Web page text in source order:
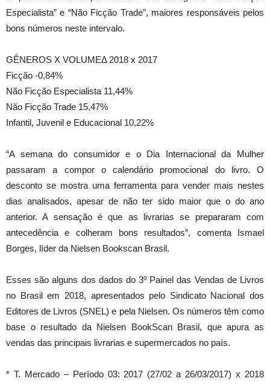
Especialista” e “Não Ficção Trade”, maiores responsáveis pelos
bons números neste intervalo.
GÊNEROS X VOLUMEΔ 2018 x 2017
Ficção -0,84%
Não Ficção Especialista 11,44%
Não Ficção Trade 15,47%
Infantil, Juvenil e Educacional 10,22%
“A semana do consumidor e o Dia Internacional da Mulher
passaram a compor o calendário promocional do livro. O
desconto se mostra uma ferramenta para vender mais nestes
dias analisados, apesar de não ter sido maior que o do ano
anterior. A sensação é que as livrarias se prepararam com
antecedência e colheram bons resultados”, comenta Ismael
Borges, líder da Nielsen Bookscan Brasil.
Esses são alguns dos dados do 3º Painel das Vendas de Livros
no Brasil em 2018, apresentados pelo Sindicato Nacional dos
Editores de Livros (SNEL) e pela Nielsen. Os números têm como
base o resultado da Nielsen BookScan Brasil, que apura as
vendas das principais livrarias e supermercados no país.
* T. Mercado – Período 03: 2017 (27/02 a 26/03/2017) x 2018